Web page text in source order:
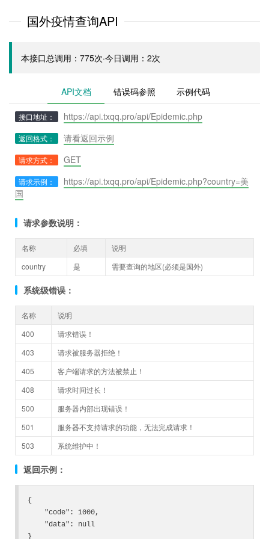
国外疫情查询API
本接口总调用：775次·今日调用：2次
API文档 错误码参照 示例代码
接口地址： https://api.txqq.pro/api/Epidemic.php
返回格式： 请看返回示例
请求方式： GET
请求示例：
https://api.txqq.pro/api/Epidemic.php?country=美
国
请求参数说明：
名称 必填
说明
country
是 需要查询的地区(必须是国外)
系统级错误：
名称
说明
400
请求错误！
403
请求被服务器拒绝！
405
客户端请求的方法被禁止！
408
请求时间过长！
500
服务器内部出现错误！
501
服务器不支持请求的功能，无法完成请求！
503
系统维护中！
返回示例：
{
}